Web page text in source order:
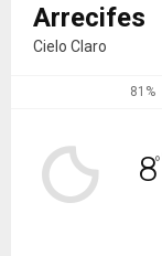
Arrecifes
Cielo Claro
81%
8°